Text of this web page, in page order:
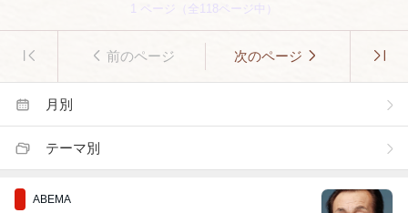
ページ（全 118 ページ中）
前のページ 次のページ
月別
テーマ別
ABEMA